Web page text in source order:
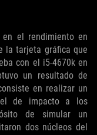
el rendimiento en
la tarjeta gráfica que
con el i5-4670k en
un resultado de
en realizar un
de impacto a los
de simular un
dos núcleos del